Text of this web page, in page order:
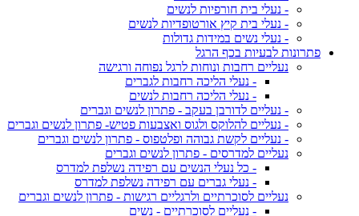
- נעלי בית חורפיות לנשים
- נעלי בית קיץ אורטופדיות לנשים
- נעלי נשים במידות גדולות
פתרונות לבעיות בכף הרגל
נעליים רחבות ונוחות לרגל נפוחה ורגישה
- נעלי הליכה רחבות לגברים
- נעלי הליכה רחבות לנשים
- נעליים לדורבן בעקב - פתרון לנשים וגברים
- נעליים להלוקס ולגוס ואצבעות פטיש- פתרון לנשים וגברים
- נעליים לקשת גבוהה ופלטפוס - פתרון לנשים וגברים
נעליים למדרסים - פתרון לנשים וגברים
- כל נעלי הנשים עם רפידה נשלפת למדרס
- נעלי גברים עם רפידה נשלפת למדרס
נעליים לסוכרתיים ולרגליים רגישות - פתרון לנשים וגברים
- נעליים לסוכרתיים - נשים